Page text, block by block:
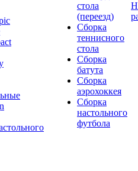
стола
(переезд)
Сборка
теннисного
стола
Сборка
батута
Сборка
аэрохоккея
Сборка
настольного
футбола